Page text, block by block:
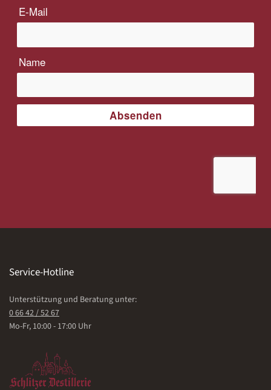
Service-Hotline
Unterstützung und Beratung unter:
0 66 42 / 52 67
Mo-Fr, 10:00 - 17:00 Uhr